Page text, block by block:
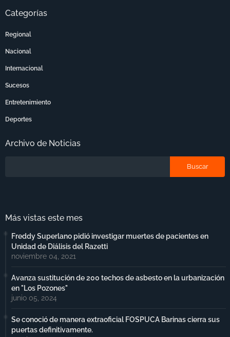
Categorías
Regional
Nacional
Internacional
Sucesos
Entretenimiento
Deportes
Archivo de Noticias
Más vistas este mes
Freddy Superlano pidió investigar muertes de pacientes en
Unidad de Diálisis del Razetti
noviembre 04, 2021
Avanza sustitución de 200 techos de asbesto en la urbanización
en "Los Pozones"
junio 05, 2024
Se conoció de manera extraoficial FOSPUCA Barinas cierra sus
puertas definitivamente.